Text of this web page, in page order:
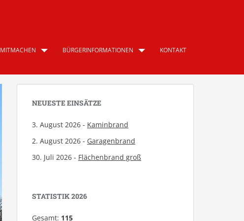
MITMACHEN BÜRGERINFORMATIONEN KONTAKT
NEUESTE EINSÄTZE
3. August 2026 - Kaminbrand
2. August 2026 - Garagenbrand
30. Juli 2026 - Flächenbrand groß
STATISTIK 2026
Gesamt: 115